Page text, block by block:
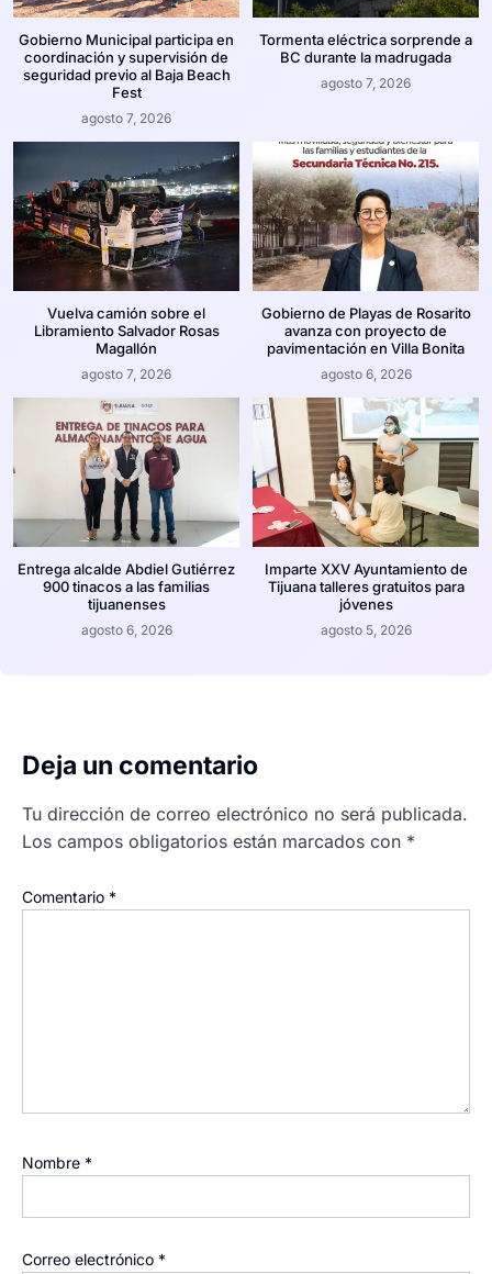
Gobierno Municipal participa en
coordinación y supervisión de
seguridad previo al Baja Beach
Fest
agosto 7, 2026
Tormenta eléctrica sorprende a
BC durante la madrugada
agosto 7, 2026
Vuelva camión sobre el
Libramiento Salvador Rosas
Magallón
agosto 7, 2026
Gobierno de Playas de Rosarito
avanza con proyecto de
pavimentación en Villa Bonita
agosto 6, 2026
Entrega alcalde Abdiel Gutiérrez
900 tinacos a las familias
tijuanenses
agosto 6, 2026
Imparte XXV Ayuntamiento de
Tijuana talleres gratuitos para
jóvenes
agosto 5, 2026
Deja un comentario
Tu dirección de correo electrónico no será publicada.
Los campos obligatorios están marcados con *
Comentario *
Nombre *
Correo electrónico *